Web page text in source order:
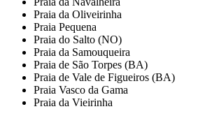
Praia da Oliveirinha
Praia Pequena
Praia do Salto (NO)
Praia da Samouqueira
Praia de São Torpes (BA)
Praia de Vale de Figueiros (BA)
Praia Vasco da Gama
Praia da Vieirinha